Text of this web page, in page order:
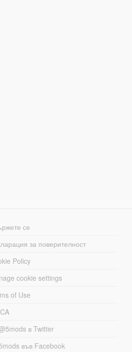
се
за поверителност
Policy
cookie settings
of Use
в Twitter
във Facebook